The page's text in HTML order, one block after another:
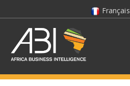
Français